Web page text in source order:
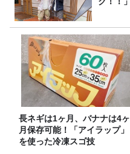
長ネギは1ヶ月、バナナは4ヶ
月保存可能！「アイラップ」
を使った冷凍スゴ技